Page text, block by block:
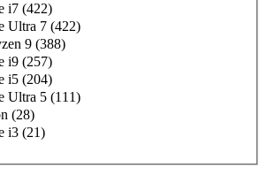
i7 (422)
Ultra 7 (422)
9 (388)
i9 (257)
i5 (204)
Ultra 5 (111)
(28)
i3 (21)